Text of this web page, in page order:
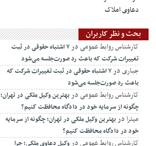
بحث و نظر کاربران
کارشناس روابط عمومیدر ۷ اشتباه حقوقی در ثبت
تغییرات شرکت که باعث رد صورت‌جلسه می‌شود
جباریدر ۷ اشتباه حقوقی در ثبت تغییرات شرکت که
باعث رد صورت‌جلسه می‌شود
کارشناس روابط عمومیدربهترین وکیل ملکی در تهران؛
چگونه از سرمایه خود در دادگاه محافظت کنیم؟
میترا دربهترین وکیل ملکی در تهران؛ چگونه از سرمایه
خود در دادگاه محافظت کنیم؟
کارشناس روابط عمومیدروکیل دعاوی ملکی؛ چرا